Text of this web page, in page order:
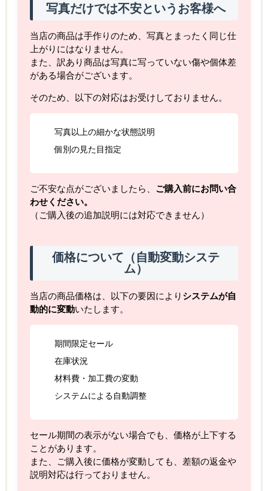
写真だけでは不安というお客様へ
当店の商品は手作りのため、写真とまったく同じ仕
上がりにはなりません。
また、訳あり商品は写真に写っていない傷や個体差
がある場合がございます。
そのため、以下の対応はお受けしておりません。
写真以上の細かな状態説明
個別の見た目指定
ご不安な点がございましたら、 ご購入前にお問い合
わせください。
（ご購入後の追加説明には対応できません）
価格について（自動変動システ
ム）
当店の商品価格は、以下の要因により システムが自
動的に変動いたします。
期間限定セール
在庫状況
材料費・加工費の変動
システムによる自動調整
セール期間の表示がない場合でも、価格が上下する
ことがあります。
また、ご購入後に価格が変動しても、差額の返金や
説明対応は行っておりません。